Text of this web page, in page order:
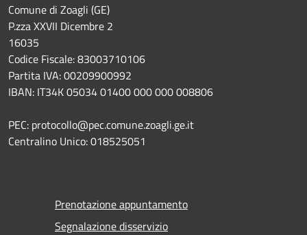
Comune di Zoagli (GE)
P.zza XXVII Dicembre 2
16035
Codice Fiscale: 83003710106
Partita IVA: 00209900992
IBAN: IT34K 05034 01400 000 000 008806
PEC: protocollo@pec.comune.zoagli.ge.it
Centralino Unico: 018525051
Prenotazione appuntamento
Segnalazione disservizio